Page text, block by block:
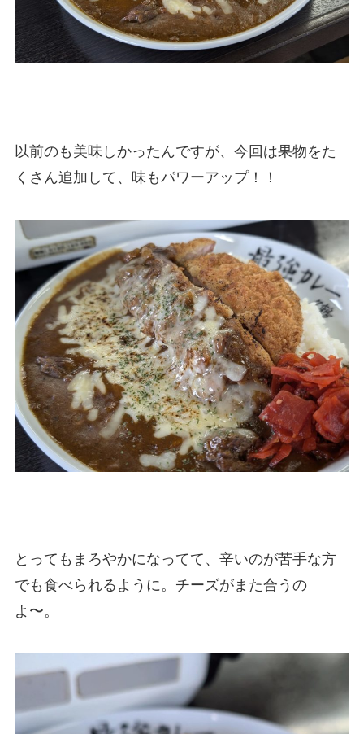
以前のも美味しかったんですが、今回は果物をた
くさん追加して、味もパワーアップ！！
とってもまろやかになってて、辛いのが苦手な方
でも食べられるように。チーズがまた合うの
よ〜。